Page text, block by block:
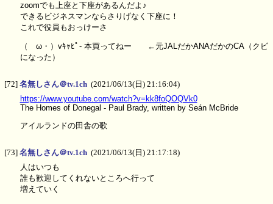
zoomでも上座と下座があるんだよ♪
できるビジネスマンならさりげなく下座に！
これで役員もおっけーさ
（ゝω・）vｷｬﾋﾟ- 本買ってねー ←元JALだかANAだかのCA（クビ
になった）
[72] 名無しさん＠tv.1ch (2021/06/13(日) 21:16:04)
https://www.youtube.com/watch?v=kk8foQOQVk0
The Homes of Donegal - Paul Brady, written by Seán McBride
アイルランドの田舎の歌
[73] 名無しさん＠tv.1ch (2021/06/13(日) 21:17:18)
人はいつも
誰も歓迎してくれないところへ行って
増えていく